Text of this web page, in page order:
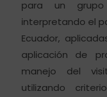
para un
interpretando el
Ecuador,
aplicación de
manejo del
utilizando